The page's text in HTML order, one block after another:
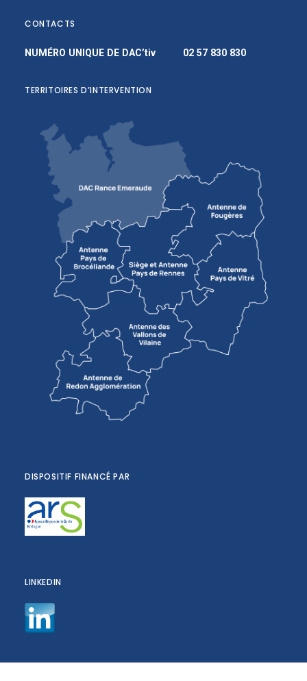
CONTACTS
NUMÉRO UNIQUE DE DAC’tiv 02 57 830 830
TERRITOIRES D’INTERVENTION
DISPOSITIF FINANCÉ PAR
LINKEDIN